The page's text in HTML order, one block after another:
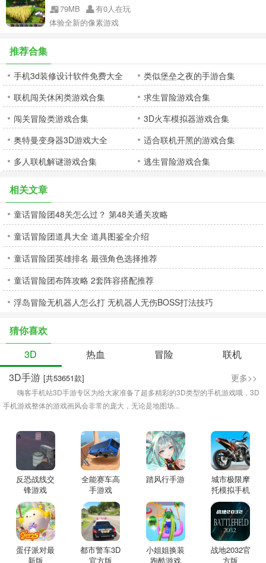
79MB
有0人在玩
体验全新的像素游戏
推荐合集
手机3d装修设计软件免费大全
类似堡垒之夜的手游合集
联机闯关休闲类游戏合集
求生冒险游戏合集
闯关冒险类游戏合集
3D火车模拟器游戏合集
奥特曼变身器3D游戏大全
适合联机开黑的游戏合集
多人联机解谜游戏合集
逃生冒险游戏合集
相关文章
童话冒险团48关怎么过？ 第48关通关攻略
童话冒险团道具大全 道具图鉴全介绍
童话冒险团英雄排名 最强角色选择推荐
童话冒险团布阵攻略 2套阵容搭配推荐
浮岛冒险无机器人怎么打 无机器人无伤BOSS打法技巧
猜你喜欢
3D
热血 冒险
联机
3D手游 [共53651款] 更多>>
嗨客手机站3D手游专区为给大家准备了超多精彩的3D类型的手机游戏哦，3D
手机游戏整体的游戏画风会非常的庞大，无论是地图场...
反恐战线交
锋游戏
全能赛车高
手游戏
踏风行手游
城市极限摩
托模拟手机
版
蛋仔派对最
新版
都市警车3D
官方版
小姐姐换装
跑酷游戏
战地2032官
方版